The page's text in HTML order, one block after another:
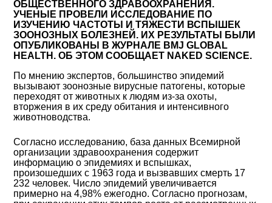
ОБЩЕСТВЕННОГО ЗДРАВООХРАНЕНИЯ.
УЧЕНЫЕ ПРОВЕЛИ ИССЛЕДОВАНИЕ ПО
ИЗУЧЕНИЮ ЧАСТОТЫ И ТЯЖЕСТИ ВСПЫШЕК
ЗООНОЗНЫХ БОЛЕЗНЕЙ. ИХ РЕЗУЛЬТАТЫ БЫЛИ
ОПУБЛИКОВАНЫ В ЖУРНАЛЕ BMJ GLOBAL
HEALTH. ОБ ЭТОМ СООБЩАЕТ NAKED SCIENCE.
По мнению экспертов, большинство эпидемий
вызывают зоонозные вирусные патогены, которые
переходят от животных к людям из-за охоты,
вторжения в их среду обитания и интенсивного
животноводства.
Согласно исследованию, база данных Всемирной
организации здравоохранения содержит
информацию о эпидемиях и вспышках,
произошедших с 1963 года и вызвавших смерть 17
232 человек. Число эпидемий увеличивается
примерно на 4,98% ежегодно. Согласно прогнозам,